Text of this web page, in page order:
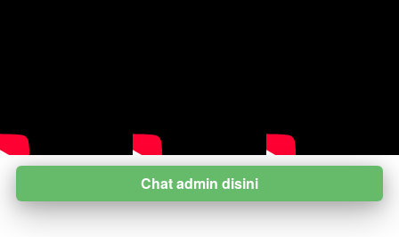
`
Chat admin disini